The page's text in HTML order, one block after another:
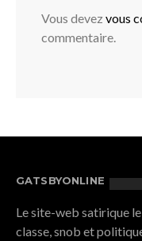
Vous devez vous
commentaire.
GATSBYONLINE
Le site-web satirique
classe, snob et